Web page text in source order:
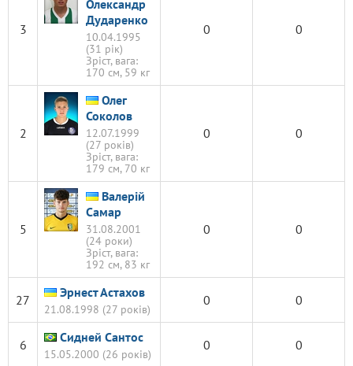
3
Олександр
Дударенко
10.04.1995
(31 рік)
Зріст, вага:
170 см, 59 кг
0 0
2
Олег
Соколов
12.07.1999
(27 років)
Зріст, вага:
179 см, 70 кг
0 0
5
Валерій
Самар
31.08.2001
(24 роки)
Зріст, вага:
192 см, 83 кг
0 0
27 Эрнест Астахов
21.08.1998 (27 років)
0 0
6 Сидней Сантос
15.05.2000 (26 років)
0 0